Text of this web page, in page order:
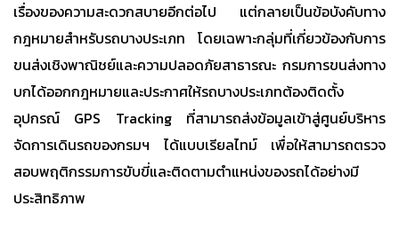
เรื่องของความสะดวกสบายอีกต่อไป แต่กลายเป็นข้อบังคับทาง
กฎหมายสำหรับรถบางประเภท โดยเฉพาะกลุ่มที่เกี่ยวข้องกับการ
ขนส่งเชิงพาณิชย์และความปลอดภัยสาธารณะ กรมการขนส่งทาง
บกได้ออกกฎหมายและประกาศให้รถบางประเภทต้องติดตั้ง
อุปกรณ์ GPS Tracking ที่สามารถส่งข้อมูลเข้าสู่ศูนย์บริหาร
จัดการเดินรถของกรมฯ ได้แบบเรียลไทม์ เพื่อให้สามารถตรวจ
สอบพฤติกรรมการขับขี่และติดตามตำแหน่งของรถได้อย่างมี
ประสิทธิภาพ